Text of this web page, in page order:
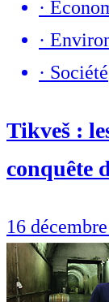
·
·
· Société
Tikveš :
conquête
16